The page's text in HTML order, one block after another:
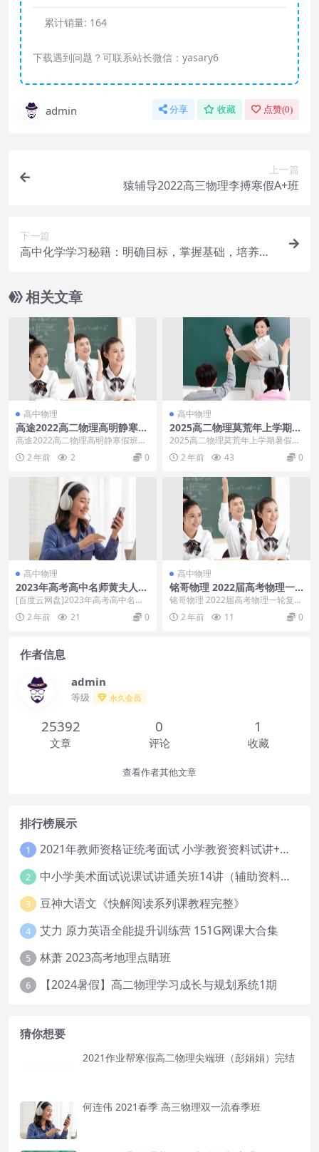
累计销量: 164
下载遇到问题？可联系站长微信：yasary6
admin 分享 收藏 点赞(0)
上一篇
猿辅导2022高三物理李搏寒假A+班
下一篇
高中化学学习秘籍：明确目标，掌握基础，培养思
相关文章
高中物理
高途2022高二物理高明静寒假
班
高途2022高二物理高明静寒假班，
网盘分享高中物理课程3.98G高清
视频。资源目...
2 年前 2 0
高中物理
2025高二物理莫荒年上学期暑
假班
2025高二物理莫荒年上学期暑假班
规划服务： 01.【高二】2024年7-1
2... 2 年前 43 0
高中物理
2023年高考高中名师黄夫人高
考物理精讲选修合集3-1 3-2 3
[百度云网盘]2023年高考高中名师
黄夫人高考物理精讲选修合集3-1 3-
2 3...2 年前 21 0
高中物理
铭哥物理 2022届高考物理一
轮复习联报
铭哥物理 2022届高考物理一轮复习
联报目录：└─2022铭哥一轮│├─0
1.导...2 年前 11 0
作者信息
admin
等级 永久会员
25392
文章
0
评论
1
收藏
查看作者其他文章
排行榜展示
1 2021年教师资格证统考面试 小学教资资料试讲+答辩
2 中小学美术面试说课试讲通关班14讲（辅助资料第一套）
3 豆神大语文《快解阅读系列课教程完整》
4 艾力 原力英语全能提升训练营 151G网课大合集
5 林萧 2023高考地理点睛班
6 【2024暑假】高二物理学习成长与规划系统1期
猜你想要
2021作业帮寒假高二物理尖端班（彭娟娟）完结
何连伟 2021春季 高三物理双一流春季班